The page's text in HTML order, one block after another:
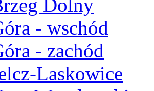
Dolny
- wschód
- zachód
Laskowice